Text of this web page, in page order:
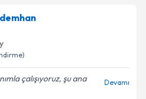
işlenmesine ilişkinAydınlatma
çalışıyoruz, şu ana
Devamı